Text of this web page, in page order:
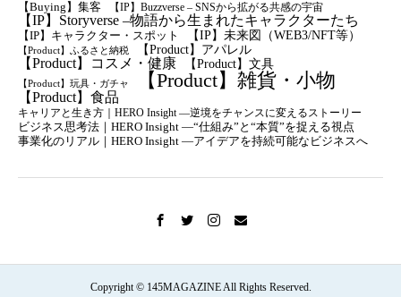
【Buying】集客 【IP】Buzzverse – SNSから拡がる共感の宇宙
【IP】Storyverse –物語から生まれたキャラクターたち
【IP】キャラクター・スポット 【IP】未来図（WEB3/NFT等）
【Product】ふるさと納税 【Product】アパレル
【Product】コスメ・健康 【Product】文具
【Product】玩具・ガチャ 【Product】雑貨・小物
【Product】食品
キャリアと生き方｜HERO Insight —逆境をチャンスに変えるストーリー
ビジネス思考法｜HERO Insight —“仕組み”と“本質”を捉える視点
事業化のリアル｜HERO Insight —アイデアを持続可能なビジネスへ
Copyright © 145MAGAZINE All Rights Reserved.